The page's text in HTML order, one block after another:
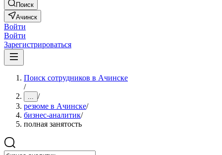
Поиск
Ачинск
Войти
Войти
Зарегистрироваться
Поиск сотрудников в Ачинске
/
... /
резюме в Ачинске/
бизнес-аналитик/
полная занятость